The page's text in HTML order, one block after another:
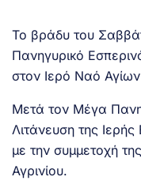
Το βράδυ του
Πανηγυρικό
στον Ιερό Ναό
Μετά τον Μέγα
Λιτάνευση της
με την συμμετοχή
Αγρινίου.